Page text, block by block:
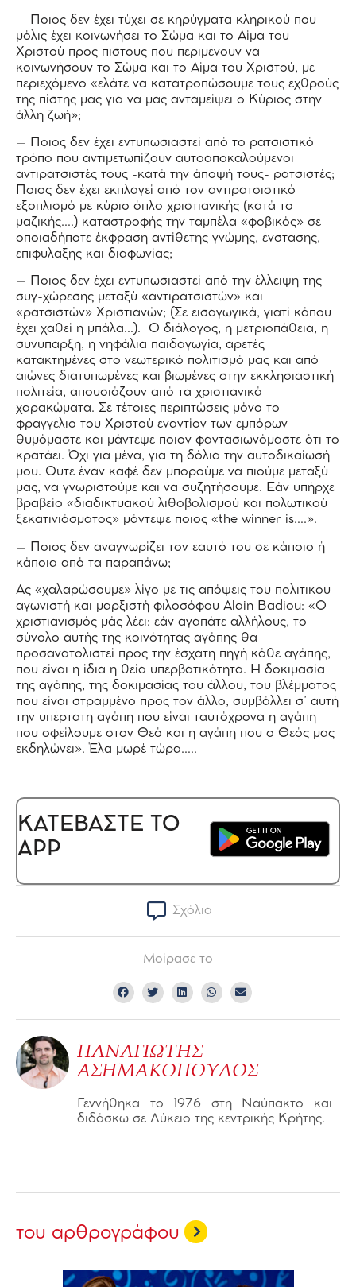
– Ποιος δεν έχει τύχει σε κηρύγματα κληρικού που
μόλις έχει κοινωνήσει το Σώμα και το Αίμα του
Χριστού προς πιστούς που περιμένουν να
κοινωνήσουν το Σώμα και το Αίμα του Χριστού, με
περιεχόμενο «ελάτε να κατατροπώσουμε τους εχθρούς
της πίστης μας για να μας ανταμείψει ο Κύριος στην
άλλη ζωή»;
– Ποιος δεν έχει εντυπωσιαστεί από το ρατσιστικό
τρόπο που αντιμετωπίζουν αυτοαποκαλούμενοι
αντιρατσιστές τους -κατά την άποψή τους- ρατσιστές;
Ποιος δεν έχει εκπλαγεί από τον αντιρατσιστικό
εξοπλισμό με κύριο όπλο χριστιανικής (κατά το
μαζικής….) καταστροφής την ταμπέλα «φοβικός» σε
οποιαδήποτε έκφραση αντίθετης γνώμης, ένστασης,
επιφύλαξης και διαφωνίας;
– Ποιος δεν έχει εντυπωσιαστεί από την έλλειψη της
συγ-χώρεσης μεταξύ «αντιρατσιστών» και
«ρατσιστών» Χριστιανών; (Σε εισαγωγικά, γιατί κάπου
έχει χαθεί η μπάλα…). Ο διάλογος, η μετριοπάθεια, η
συνύπαρξη, η νηφάλια παιδαγωγία, αρετές
κατακτημένες στο νεωτερικό πολιτισμό μας και από
αιώνες διατυπωμένες και βιωμένες στην εκκλησιαστική
πολιτεία, απουσιάζουν από τα χριστιανικά
χαρακώματα. Σε τέτοιες περιπτώσεις μόνο το
φραγγέλιο του Χριστού εναντίον των εμπόρων
θυμόμαστε και μάντεψε ποιον φαντασιωνόμαστε ότι το
κρατάει. Όχι για μένα, για τη δόλια την αυτοδικαίωσή
μου. Ούτε έναν καφέ δεν μπορούμε να πιούμε μεταξύ
μας, να γνωριστούμε και να συζητήσουμε. Εάν υπήρχε
βραβείο «διαδικτυακού λιθοβολισμού και πολωτικού
ξεκατινιάσματος» μάντεψε ποιος «the winner is….».
– Ποιος δεν αναγνωρίζει τον εαυτό του σε κάποιο ή
κάποια από τα παραπάνω;
Ας «χαλαρώσουμε» λίγο με τις απόψεις του πολιτικού
αγωνιστή και μαρξιστή φιλοσόφου Alain Badiou: «Ο
χριστιανισμός μάς λέει: εάν αγαπάτε αλλήλους, το
σύνολο αυτής της κοινότητας αγάπης θα
προσανατολιστεί προς την έσχατη πηγή κάθε αγάπης,
που είναι η ίδια η θεία υπερβατικότητα. Η δοκιμασία
της αγάπης, της δοκιμασίας του άλλου, του βλέμματος
που είναι στραμμένο προς τον άλλο, συμβάλλει σ’ αυτή
την υπέρτατη αγάπη που είναι ταυτόχρονα η αγάπη
που οφείλουμε στον Θεό και η αγάπη που ο Θεός μας
εκδηλώνει». Έλα μωρέ τώρα…..
ΚΑΤΕΒΑΣΤΕ ΤΟ
APP
Σχόλια
Μοίρασε το
ΠΑΝΑΓΙΩΤΗΣ
ΑΣΗΜΑΚΟΠΟΥΛΟΣ
Γεννήθηκα το 1976 στη Ναύπακτο και
διδάσκω σε Λύκειο της κεντρικής Κρήτης.
του αρθρογράφου